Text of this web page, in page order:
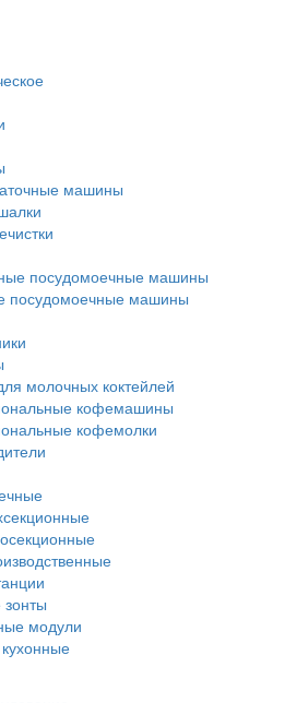
машины
посудомоечные машины
посудомоечные машины
молочных коктейлей
кофемашины
кофемолки
модули